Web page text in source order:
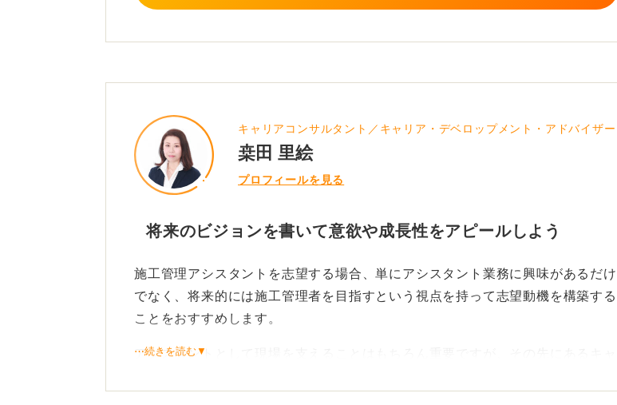
0
キャリアコンサルタント／キャリア・デベロップメント・アドバイザー
桒田 里絵
プロフィールを見る
将来のビジョンを書いて意欲や成長性をアピールしよう
施工管理アシスタントを志望する場合、単にアシスタント業務に興味があるだけ
でなく、将来的には施工管理者を目指すという視点を持って志望動機を構築する
ことをおすすめします。
アシスタントとして現場を支えることはもちろん重要ですが、その先にあるキャ
⋯続きを読む▼